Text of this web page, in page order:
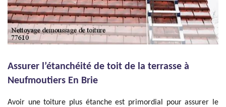
Assurer l’étanchéité de toit de la terrasse à
Neufmoutiers En Brie
Avoir une toiture plus étanche est primordial pour assurer le